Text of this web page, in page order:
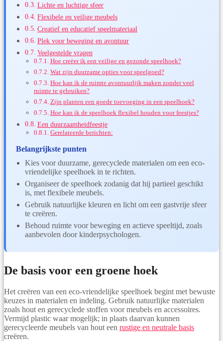
Lichte en luchtige sfeer
Flexibele en veilige meubels
Creatief en educatief speelmateriaal
Plek voor beweging en avontuur
Veelgestelde vragen
Hoe creëer ik een veilige en gezonde speelhoek?
Wat zijn duurzame opties voor speelgoed?
Hoe kan ik de ruimte avontuurlijk maken zonder veel
ruimte te gebruiken?
Zijn planten een goede toevoeging in een speelhoek?
Hoe kan ik de speelhoek flexibel houden voor feestjes?
Een duurzaamheidfeestje
Gerelateerde berichten:
Belangrijkste punten
Kies voor duurzame, gerecyclede materialen om een eco-
vriendelijke speelhoek in te richten.
Organiseer de speelhoek zodanig dat hij partieel geschikt
is, met flexibele meubels.
Gebruik natuurlijke kleuren en licht om een gastvrije sfeer
te creëren.
Behoud ruimte voor beweging en actieve speeltijd, zoals
aanbevolen door kinderpsychologen.
De basis voor een groene hoek
Het creëren van een eco-vriendelijke speelhoek begint met bewuste
keuzes in materialen en indeling. Gebruik natuurlijke materialen
zoals hout en gerecyclede stoffen voor meubels en accessoires.
Vermijd plastic waar mogelijk; in plaats daarvan kunnen
gerecycleerde meubels van hout een rustige en neutrale basis
creëren.